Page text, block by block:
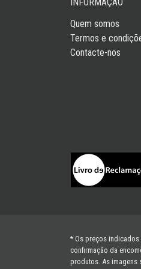
INFORMAÇÃO
Quem somos
Termos e
Contacte-nos
* Os preços indicados
confirmação da
produtos. As imagens